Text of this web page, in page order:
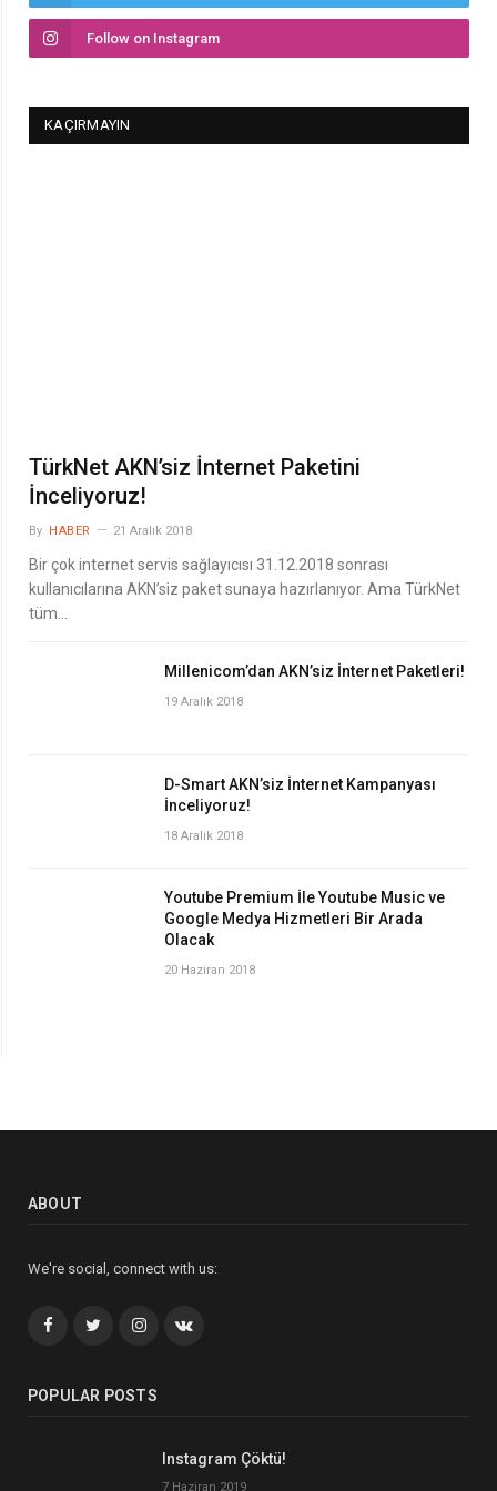
Follow on Instagram
KAÇIRMAYIN
TürkNet AKN’siz İnternet Paketini
İnceliyoruz!
By HABER 21 Aralık 2018
Bir çok internet servis sağlayıcısı 31.12.2018 sonrası
kullanıcılarına AKN’siz paket sunaya hazırlanıyor. Ama TürkNet
tüm…
Millenicom’dan AKN’siz İnternet Paketleri!
19 Aralık 2018
D-Smart AKN’siz İnternet Kampanyası
İnceliyoruz!
18 Aralık 2018
Youtube Premium İle Youtube Music ve
Google Medya Hizmetleri Bir Arada
Olacak
20 Haziran 2018
ABOUT
We're social, connect with us:
FacebookTwitterİnstagram+
VK
POPULAR POSTS
Instagram Çöktü!
7 Haziran 2019